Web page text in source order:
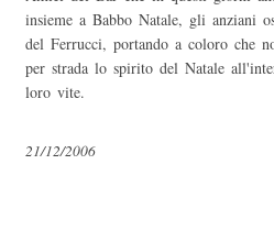
insieme a Babbo Natale, gli anziani
del Ferrucci, portando a coloro che
per strada lo spirito del Natale
loro vite.
21/12/2006